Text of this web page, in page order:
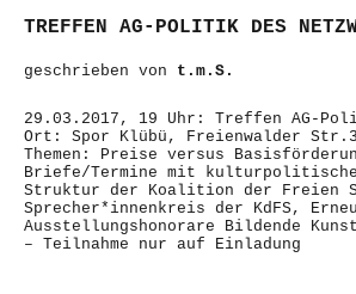
TREFFEN AG-POLITIK DES
geschrieben von t.m.S.
29.03.2017, 19 Uhr: Treffen AG-
Ort: Spor Klübü, Freienwalder
Themen: Preise versus
Briefe/Termine mit
Struktur der Koalition der Freien
Sprecher*innenkreis der KdFS,
Ausstellungshonorare Bildende
– Teilnahme nur auf Einladung